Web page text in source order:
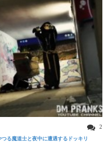
2
る魔道士と夜中に遭遇するドッキリ